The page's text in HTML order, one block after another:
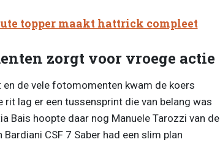
topper maakt hattrick compleet
zorgt voor vroege actie
de vele fotomomenten kwam de koers
lag er een tussensprint die van belang was
Bais hoopte daar nog Manuele Tarozzi van de
CSF 7 Saber had een slim plan